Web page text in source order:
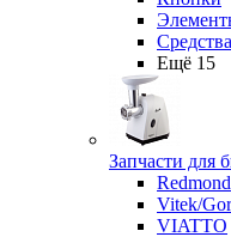
Ещё 15
Запчасти для
Redmond
Vitek/
VIATTO